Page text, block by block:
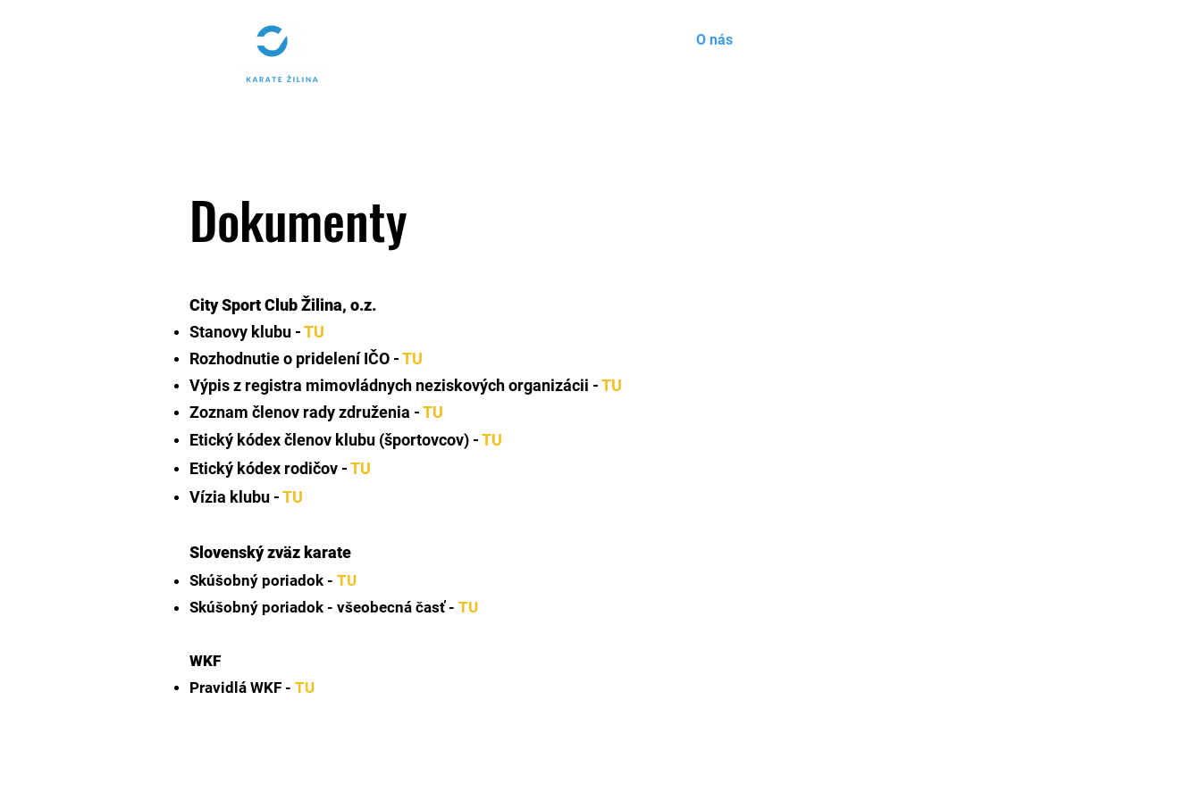
O nás
Dokumenty
City Sport Club Žilina, o.z.
​Stanovy klubu -TU
Rozhodnutie o pridelení IČO -TU
Výpis z registra mimovládnych neziskových organizácii -TU
Zoznam členov rady združenia -TU
Etický kódex členov klubu (športovcov) -TU
Etický kódex rodičov -TU
Vízia klubu -TU
Slovenský zväz karate
Skúšobný poriadok - TU
Skúšobný poriadok - všeobecná časť - TU
WKF
Pravidlá WKF - TU